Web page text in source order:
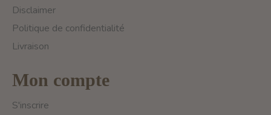
Disclaimer
Politique de confidentialité
Livraison
Mon compte
S'inscrire